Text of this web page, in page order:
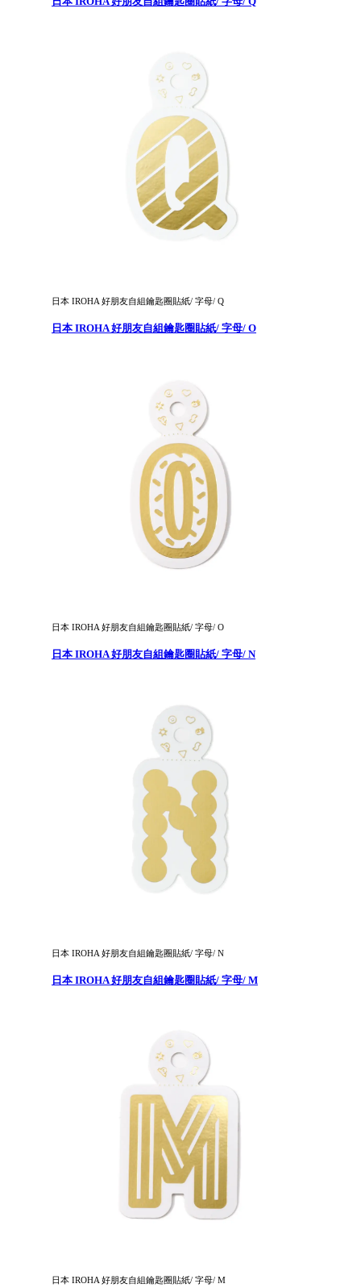
日本 IROHA 好朋友自組鑰匙圈貼紙/ 字母/ Q
日本 IROHA 好朋友自組鑰匙圈貼紙/ 字母/ O
日本 IROHA 好朋友自組鑰匙圈貼紙/ 字母/ O
日本 IROHA 好朋友自組鑰匙圈貼紙/ 字母/ N
日本 IROHA 好朋友自組鑰匙圈貼紙/ 字母/ N
日本 IROHA 好朋友自組鑰匙圈貼紙/ 字母/ M
日本 IROHA 好朋友自組鑰匙圈貼紙/ 字母/ M